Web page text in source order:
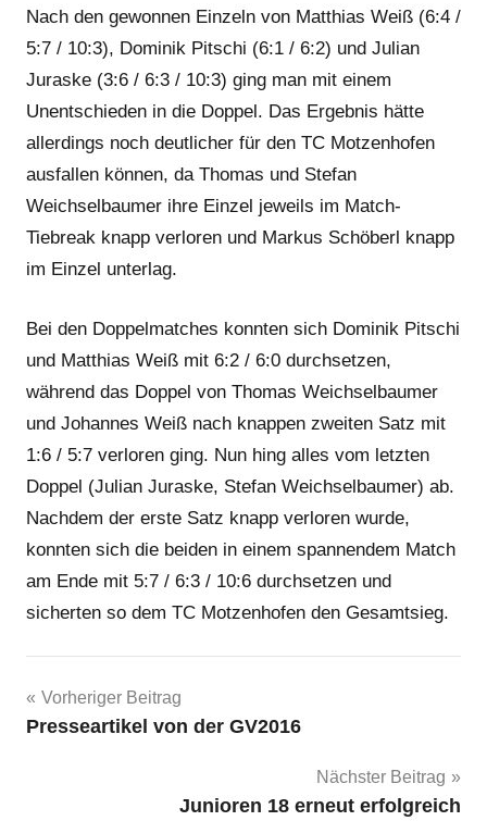
Nach den gewonnen Einzeln von Matthias Weiß (6:4 /
5:7 / 10:3), Dominik Pitschi (6:1 / 6:2) und Julian
Juraske (3:6 / 6:3 / 10:3) ging man mit einem
Unentschieden in die Doppel. Das Ergebnis hätte
allerdings noch deutlicher für den TC Motzenhofen
ausfallen können, da Thomas und Stefan
Weichselbaumer ihre Einzel jeweils im Match-
Tiebreak knapp verloren und Markus Schöberl knapp
im Einzel unterlag.
Bei den Doppelmatches konnten sich Dominik Pitschi
und Matthias Weiß mit 6:2 / 6:0 durchsetzen,
während das Doppel von Thomas Weichselbaumer
und Johannes Weiß nach knappen zweiten Satz mit
1:6 / 5:7 verloren ging. Nun hing alles vom letzten
Doppel (Julian Juraske, Stefan Weichselbaumer) ab.
Nachdem der erste Satz knapp verloren wurde,
konnten sich die beiden in einem spannendem Match
am Ende mit 5:7 / 6:3 / 10:6 durchsetzen und
sicherten so dem TC Motzenhofen den Gesamtsieg.
Beitragsnavigation
Vorheriger Beitrag
Presseartikel von der GV2016
Nächster Beitrag
Junioren 18 erneut erfolgreich